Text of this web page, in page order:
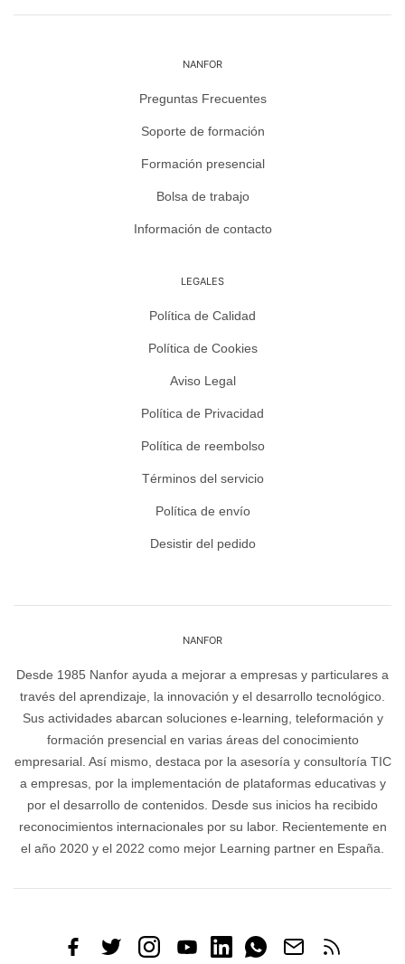
NANFOR
Preguntas Frecuentes
Soporte de formación
Formación presencial
Bolsa de trabajo
Información de contacto
LEGALES
Política de Calidad
Política de Cookies
Aviso Legal
Política de Privacidad
Política de reembolso
Términos del servicio
Política de envío
Desistir del pedido
NANFOR
Desde 1985 Nanfor ayuda a mejorar a empresas y particulares a
través del aprendizaje, la innovación y el desarrollo tecnológico.
Sus actividades abarcan soluciones e-learning, teleformación y
formación presencial en varias áreas del conocimiento
empresarial. Así mismo, destaca por la asesoría y consultoría TIC
a empresas, por la implementación de plataformas educativas y
por el desarrollo de contenidos. Desde sus inicios ha recibido
reconocimientos internacionales por su labor. Recientemente en
el año 2020 y el 2022 como mejor Learning partner en España.